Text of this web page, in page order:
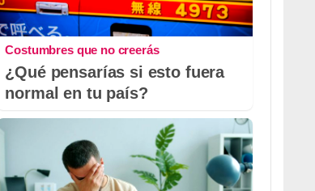
Costumbres que no creerás
¿Qué pensarías si esto fuera
normal en tu país?